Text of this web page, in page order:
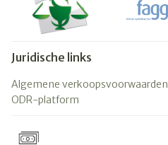
Juridische links
Algemene verkoopsvoorwaarden
ODR-platform